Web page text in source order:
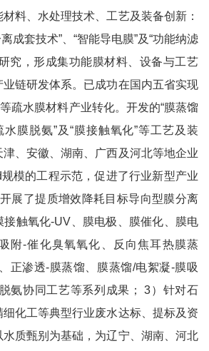
料、水处理技术、工艺及装备创新：
成套技术”、“智能导电膜”及“功能纳滤
究，形成集功能膜材料、设备与工艺
链研发体系。已成功在国内五省实现
疏水膜材料产业转化。开发的“膜蒸馏
水膜脱氨”及“膜接触氧化”等工艺及装
、安徽、湖南、广西及河北等地企业
模的工程示范，促进了行业新型产业
展了提质增效降耗目标导向型膜分离
接触氧化-UV、膜电极、膜催化、膜电
附-催化臭氧氧化、反向焦耳热膜蒸
正渗透-膜蒸馏、膜蒸馏/电絮凝-膜吸
氨协同工艺等系列成果； 3）针对石
化工等典型行业废水达标、提标及资
质甄别为基础，为辽宁、湖南、河北